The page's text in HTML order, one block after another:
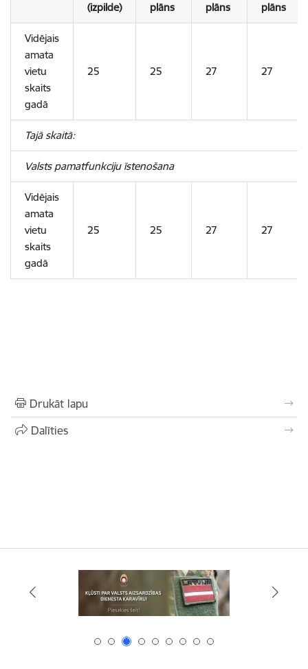
(izpilde)
plāns
plāns
plāns
Vidējais
amata
vietu
skaits
gadā
25 25 27 27
Tajā skaitā:
Valsts pamatfunkciju īstenošana
Vidējais
amata
vietu
skaits
gadā
25 25 27 27
Drukāt lapu
Dalīties